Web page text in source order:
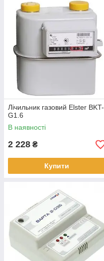
Лічильник газовий Elster BKT-
G1.6
В наявності
2 228 ₴
Купити